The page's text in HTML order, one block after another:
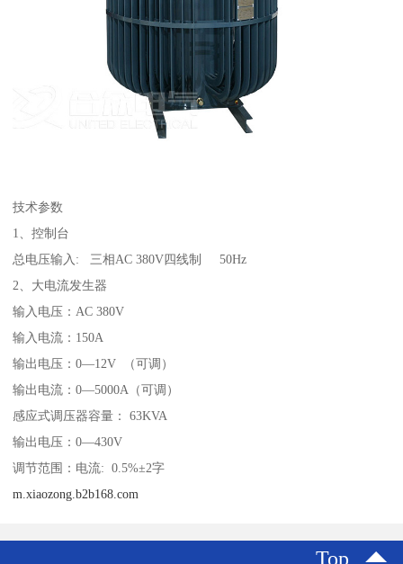
技术参数
1、控制台
总电压输入: 三相AC 380V四线制 50Hz
2、大电流发生器
输入电压：AC 380V
输入电流：150A
输出电压：0—12V （可调）
输出电流：0—5000A（可调）
感应式调压器容量： 63KVA
输出电压：0—430V
调节范围：电流: 0.5%±2字
m.xiaozong.b2b168.com
Top